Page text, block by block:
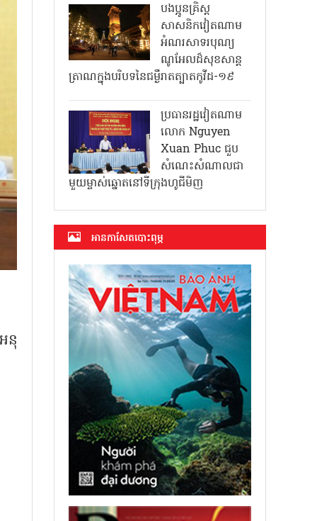
នុ
បងប្អូនគ្រិស្ត
សាសនិកវៀតណាម
អំណរសាទរបុណ្យ
ណូអែលដ៏សុខសាន្ត
ត្រាណក្នុងបរិបទនៃជម្ងឺរាតត្បាតកូវីដ-១៩
ប្រធានរដ្ឋវៀតណាម
លោក Nguyen
Xuan Phuc ជួប
សំណេះសំណាលជា
មួយម្ចាស់ឆ្នោតនៅទីក្រុងហូជីមិញ
អាន​កាសែត​បោះពុម្ភ